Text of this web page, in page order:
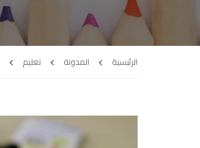
الرئيسية المدونة تعليم